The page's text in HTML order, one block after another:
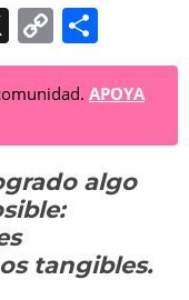
X C
o
p
Li
n
o
m
ar
tir
APOYA
algo
tangibles.